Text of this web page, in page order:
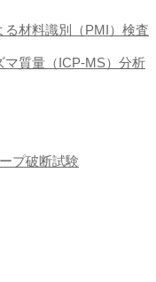
材料識別（PMI）検査
マ質量（ICP-MS）分析
プ破断試験